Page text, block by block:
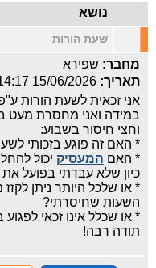
נושא
שעת הורות
מחבר: שפירא
תאריך: 15/06/2026 14:17
אני זכאית לשעת הורות
במידה ואני מחסרת
וחצי חיסור בשבוע:
* האם זה פוגע בזכותי
* האם המעסיק יכול
כיון שלא עבדתי בפועל
* או שלכל היותר ניתן
השעות שחיסרתי?
* או שכלל אינו זכאי
תודה רבה!